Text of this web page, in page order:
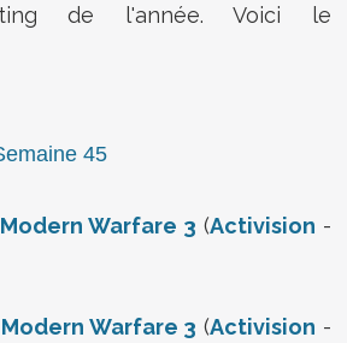
de l'année. Voici le
45
Warfare 3 (Activision -
Warfare 3 (Activision -